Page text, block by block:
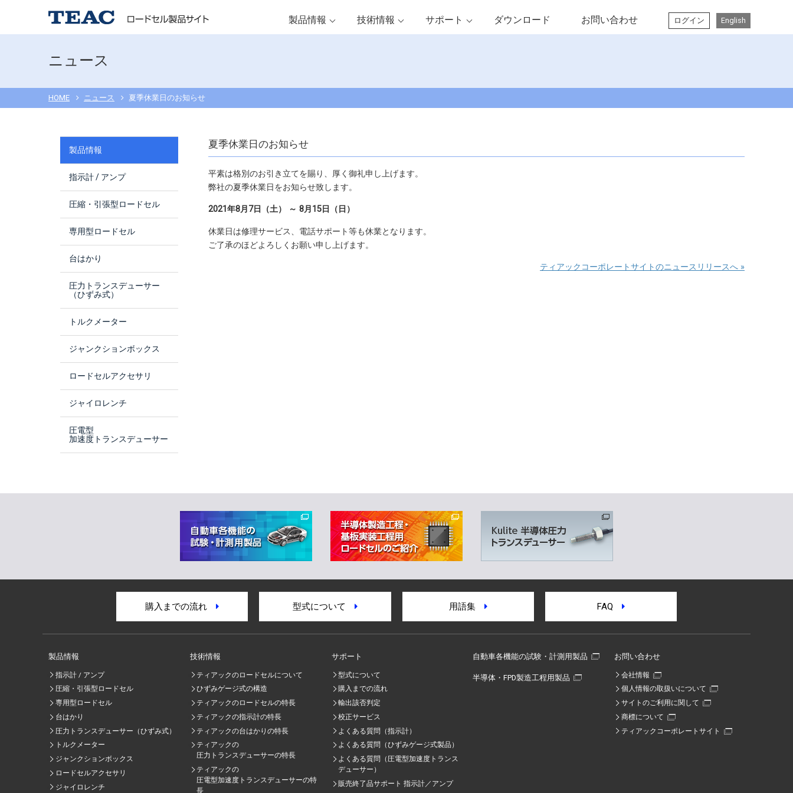
製品情報 技術情報 サポート ダウンロード お問い合わせ ログイン English
ニュース
HOME ニュース 夏季休業日のお知らせ
夏季休業日のお知らせ
平素は格別のお引き立てを賜り、厚く御礼申し上げます。
弊社の夏季休業日をお知らせ致します。
2021年8月7日（土） ～ 8月15日（日）
休業日は修理サービス、電話サポート等も休業となります。
ご了承のほどよろしくお願い申し上げます。
ティアックコーポレートサイトのニュースリリースへ »
製品情報
指示計 / アンプ
圧縮・引張型ロードセル
専用型ロードセル
台はかり
圧力トランスデューサー
（ひずみ式）
トルクメーター
ジャンクションボックス
ロードセルアクセサリ
ジャイロレンチ
圧電型
加速度トランスデューサー
購入までの流れ 型式について 用語集 FAQ
製品情報
指示計 / アンプ
圧縮・引張型ロードセル
専用型ロードセル
台はかり
圧力トランスデューサー（ひずみ式）
トルクメーター
ジャンクションボックス
ロードセルアクセサリ
ジャイロレンチ
技術情報
ティアックのロードセルについて
ひずみゲージ式の構造
ティアックのロードセルの特長
ティアックの指示計の特長
ティアックの台はかりの特長
ティアックの
圧力トランスデューサーの特長
ティアックの
圧電型加速度トランスデューサーの特
⾧
サポート
型式について
購入までの流れ
輸出該否判定
校正サービス
よくある質問（指示計）
よくある質問（ひずみゲージ式製品）
よくある質問（圧電型加速度トランス
デューサー）
販売終了品サポート 指示計／アンプ
自動車各機能の試験・計測用製品
半導体・FPD製造工程用製品
お問い合わせ
会社情報
個人情報の取扱いについて
サイトのご利用に関して
商標について
ティアックコーポレートサイト